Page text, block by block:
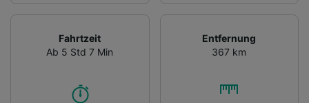
Fahrtzeit
Ab 5 Std 7 Min
Entfernung
367 km